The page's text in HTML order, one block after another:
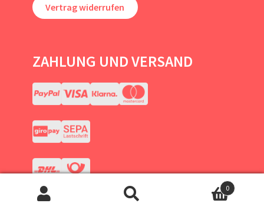
Vertrag widerrufen
ZAHLUNG UND VERSAND
0